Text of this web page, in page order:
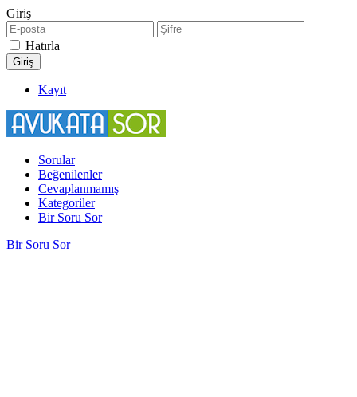
Giriş
Hatırla
Kayıt
Sorular
Beğenilenler
Cevaplanmamış
Kategoriler
Bir Soru Sor
Bir Soru Sor